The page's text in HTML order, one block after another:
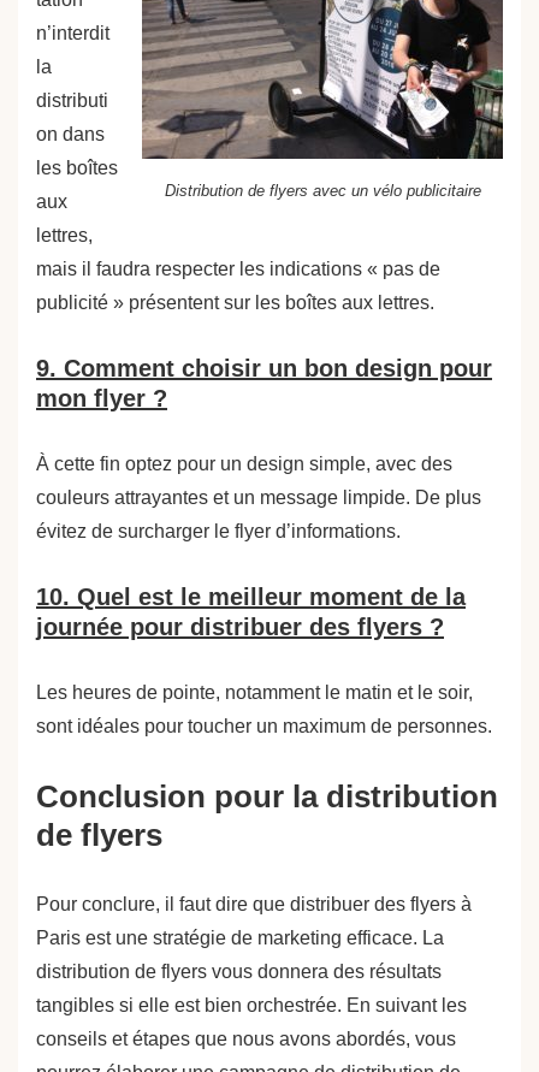
Distribution de flyers avec un vélo publicitaire
n’interdit
la
distributi
on dans
les boîtes
aux
lettres,
mais il faudra respecter les indications « pas de
publicité » présentent sur les boîtes aux lettres.
9. Comment choisir un bon design pour
mon flyer ?
À cette fin optez pour un design simple, avec des
couleurs attrayantes et un message limpide. De plus
évitez de surcharger le flyer d’informations.
10. Quel est le meilleur moment de la
journée pour distribuer des flyers ?
Les heures de pointe, notamment le matin et le soir,
sont idéales pour toucher un maximum de personnes.
Conclusion pour la distribution
de flyers
Pour conclure, il faut dire que distribuer des flyers à
Paris est une stratégie de marketing efficace. La
distribution de flyers vous donnera des résultats
tangibles si elle est bien orchestrée. En suivant les
conseils et étapes que nous avons abordés, vous